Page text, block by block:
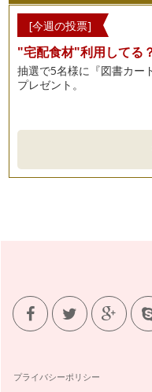
春だ！野菜を育ててみよ
桜が咲き始め、すっかり
ソムリエの岩本 香です。
春だ！野菜を育ててみよ
春が近づいて来ました
集団の力（ちから）～野
みなさん、こんにちは
う3月！ 春は子どもた
したが、まだまだ寒い日が
野菜ぎらいの克服へ～食
[今週の投票]
"宅配食材"利用してる
抽選で5名様に『図書カー
プレゼント。
プライバシーポリシー